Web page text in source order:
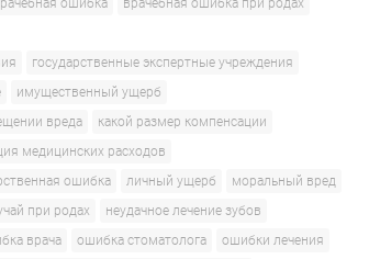
ошибка
врачебная ошибка при родах
государственные экспертные учреждения
имущественный ущерб
вреда
какой размер компенсации
медицинских расходов
ошибка личный ущерб
моральный вред
при родах
неудачное лечение зубов
врача ошибка стоматолога
ошибки лечения